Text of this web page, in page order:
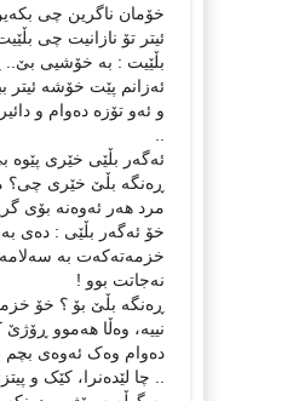
خۆمان ناگرین چی
ئیتر تۆ نازانیت چی
بڵێیت : بە خۆشیی بێ..
ئەزانم پێت خۆشە ئیتر
و ئەو تۆزە دەوام و
ئەگەر بڵێی خێری پێوە
ڕەنگە بڵێ خێری چی؟
مرد هەر ئەوەنە بۆی
خۆ ئەگەر بڵێی : دەی
خزمەتەکەت بە
نەجاتت بوو !
ڕەنگە بڵێ بۆ ؟ خۆ
نییە، وەڵا هەموو
دەوام وەک ئەوەی بچم
.. چا لێدەنرا، کێک و